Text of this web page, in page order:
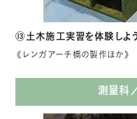
⑬土木施工実習を体験しよ
《レンガアーチ橋の製作ほか》
測量科